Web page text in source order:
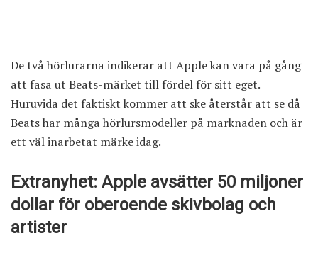
De två hörlurarna indikerar att Apple kan vara på gång
att fasa ut Beats-märket till fördel för sitt eget.
Huruvida det faktiskt kommer att ske återstår att se då
Beats har många hörlursmodeller på marknaden och är
ett väl inarbetat märke idag.
Extranyhet: Apple avsätter 50 miljoner
dollar för oberoende skivbolag och
artister